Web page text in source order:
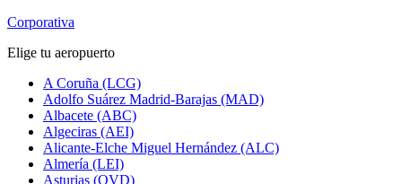
Corporativa
Elige tu aeropuerto
A Coruña (LCG)
Adolfo Suárez Madrid-Barajas (MAD)
Albacete (ABC)
Algeciras (AEI)
Alicante-Elche Miguel Hernández (ALC)
Almería (LEI)
Asturias (OVD)